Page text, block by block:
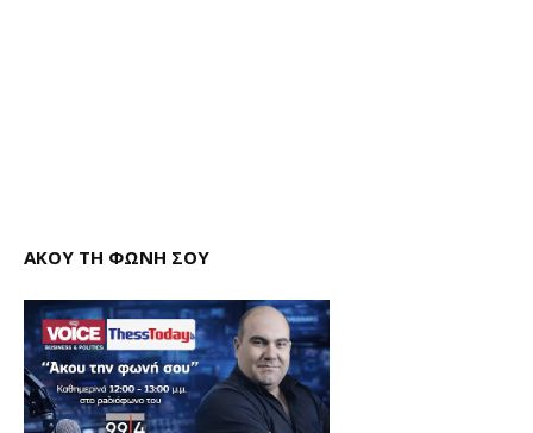
ΑΚΟΥ ΤΗ ΦΩΝΗ ΣΟΥ